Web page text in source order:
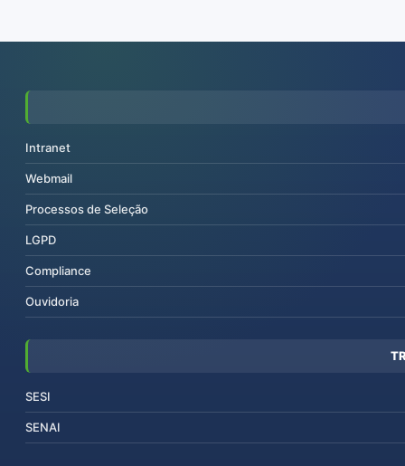
Intranet
Webmail
Processos de Seleção
LGPD
Compliance
Ouvidoria
SESI
SENAI